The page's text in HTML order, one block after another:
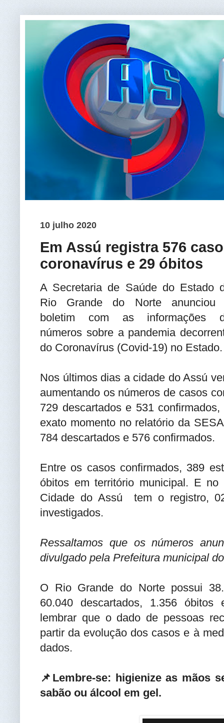
10 julho 2020
Em Assú registra 576
coronavírus e 29 óbitos
A Secretaria de Saúde do Estado
Rio Grande do Norte anunciou
boletim com as informações
números sobre a pandemia
do Coronavírus (Covid-19) no Estado.
Nos últimos dias a cidade do Assú
aumentando os números de casos
729 descartados e 531
exato momento no relatório da
784 descartados e 576 confirmados.
Entre os casos confirmados, 389
óbitos em território municipal. E
Cidade do Assú tem o registro,
investigados.
Ressaltamos que os números
divulgado pela Prefeitura municipal
O Rio Grande do Norte possui
60.040 descartados, 1.356 óbitos
lembrar que o dado de pessoas
partir da evolução dos casos e à
dados.
📌Lembre-se: higienize as mãos
sabão ou álcool em gel.